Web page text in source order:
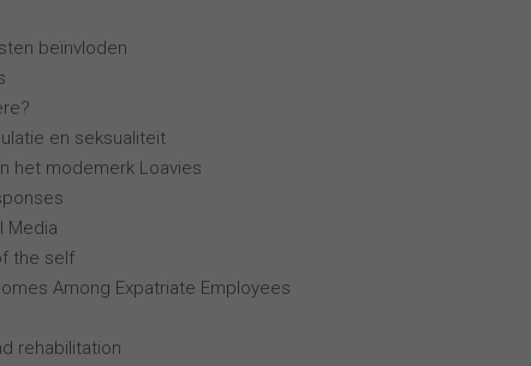
beïnvloden
en seksualiteit
het modemerk Loavies
Media
the self
Among Expatriate Employees
rehabilitation